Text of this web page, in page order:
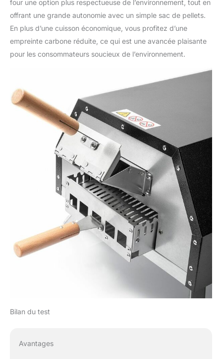
four une option plus respectueuse de l’environnement, tout en
offrant une grande autonomie avec un simple sac de pellets.
En plus d’une cuisson économique, vous profitez d’une
empreinte carbone réduite, ce qui est une avancée plaisante
pour les consommateurs soucieux de l’environnement.
Bilan du test
Avantages